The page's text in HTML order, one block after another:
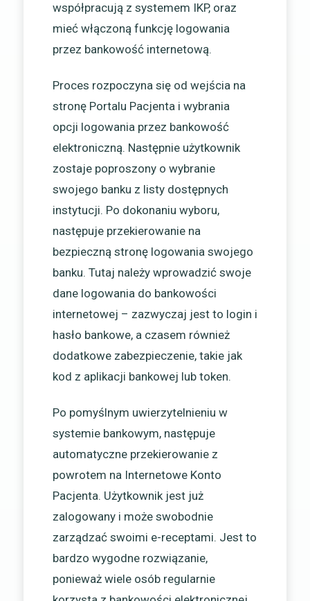
współpracują z systemem IKP, oraz
mieć włączoną funkcję logowania
przez bankowość internetową.
Proces rozpoczyna się od wejścia na
stronę Portalu Pacjenta i wybrania
opcji logowania przez bankowość
elektroniczną. Następnie użytkownik
zostaje poproszony o wybranie
swojego banku z listy dostępnych
instytucji. Po dokonaniu wyboru,
następuje przekierowanie na
bezpieczną stronę logowania swojego
banku. Tutaj należy wprowadzić swoje
dane logowania do bankowości
internetowej – zazwyczaj jest to login i
hasło bankowe, a czasem również
dodatkowe zabezpieczenie, takie jak
kod z aplikacji bankowej lub token.
Po pomyślnym uwierzytelnieniu w
systemie bankowym, następuje
automatyczne przekierowanie z
powrotem na Internetowe Konto
Pacjenta. Użytkownik jest już
zalogowany i może swobodnie
zarządzać swoimi e-receptami. Jest to
bardzo wygodne rozwiązanie,
ponieważ wiele osób regularnie